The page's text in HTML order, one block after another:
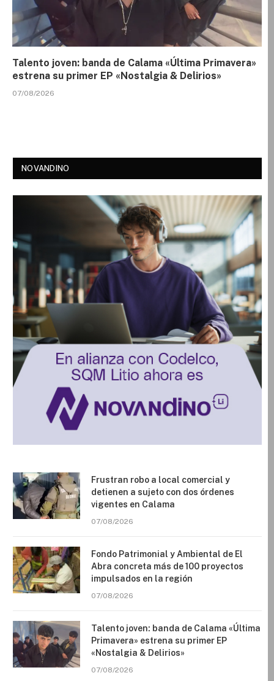
Talento joven: banda de Calama «Última Primavera»
estrena su primer EP «Nostalgia & Delirios»
07/08/2026
NOVANDINO
Frustran robo a local comercial y
detienen a sujeto con dos órdenes
vigentes en Calama
07/08/2026
Fondo Patrimonial y Ambiental de El
Abra concreta más de 100 proyectos
impulsados en la región
07/08/2026
Talento joven: banda de Calama «Última
Primavera» estrena su primer EP
«Nostalgia & Delirios»
07/08/2026